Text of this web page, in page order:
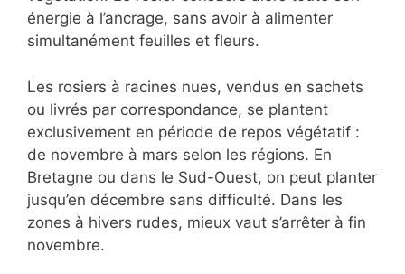
énergie à l’ancrage, sans avoir à alimenter
simultanément feuilles et fleurs.
Les rosiers à racines nues, vendus en sachets
ou livrés par correspondance, se plantent
exclusivement en période de repos végétatif :
de novembre à mars selon les régions. En
Bretagne ou dans le Sud-Ouest, on peut planter
jusqu’en décembre sans difficulté. Dans les
zones à hivers rudes, mieux vaut s’arrêter à fin
novembre.